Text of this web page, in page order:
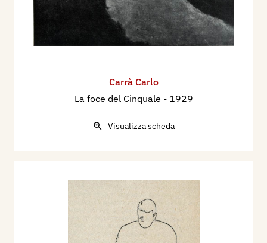
Carrà Carlo
La foce del Cinquale - 1929
Visualizza scheda